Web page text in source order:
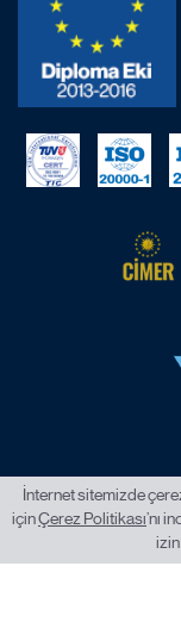
2026 ©
İnternet sitemizde
içinÇerez Politikası’nı